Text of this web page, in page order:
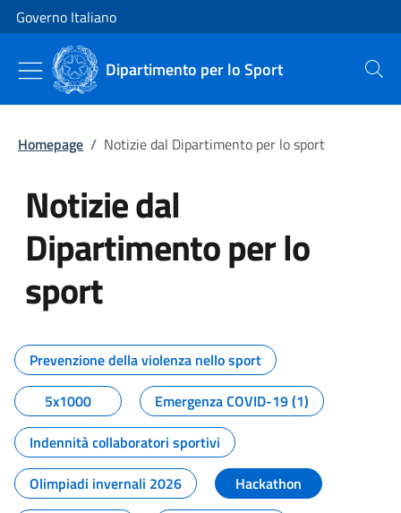
Vai al contenuto
Vai alla navigazione del sito
Governo Italiano
Dipartimento per lo Sport Cerca
Homepage / Notizie dal Dipartimento per lo sport
Notizie dal
Dipartimento per lo
sport
Tutti i contenuti della pagina
Prevenzione della violenza nello sport
5x1000
Emergenza COVID-19 (1)
Indennità collaboratori sportivi
Olimpiadi invernali 2026
Hackathon